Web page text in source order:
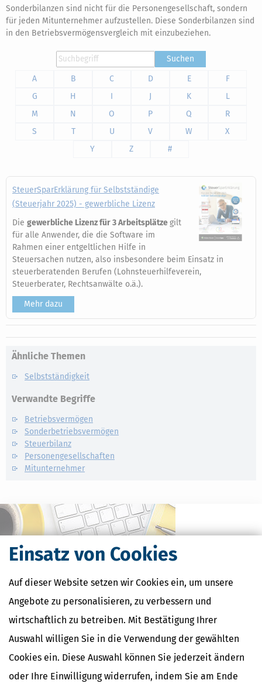
Einsatz von Cookies
Auf dieser Website setzen wir Cookies ein, um unsere
Angebote zu personalisieren, zu verbessern und
wirtschaftlich zu betreiben. Mit Bestätigung Ihrer
Auswahl willigen Sie in die Verwendung der gewählten
Cookies ein. Diese Auswahl können Sie jederzeit ändern
oder Ihre Einwilligung widerrufen, indem Sie am Ende
Sonderbilanzen sind nicht für die Personengesellschaft, sondern
für jeden Mitunternehmer aufzustellen. Diese Sonderbilanzen sind
in den Betriebsvermögensvergleich mit einzubeziehen.
Suchen
A
B C D E
F
G
H I J K
L
M
N O P Q
R
S
T U V W
X
Y
Z #
SteuerSparErklärung für Selbstständige
(Steuerjahr 2025) - gewerbliche Lizenz
Die gewerbliche Lizenz für 3 Arbeitsplätzegilt
für alle Anwender, die die Software im
Rahmen einer entgeltlichen Hilfe in
Steuersachen nutzen, also insbesondere beim Einsatz in
steuerberatenden Berufen (Lohnsteuerhilfeverein,
Steuerberater, Rechtsanwälte o.ä.).
Mehr dazu
Ähnliche Themen
Selbstständigkeit
Verwandte Begriffe
Betriebsvermögen
Sonderbetriebsvermögen
Steuerbilanz
Personengesellschaften
Mitunternehmer
Kostenlose Steuertipps & News
Absenden
Steuertipps